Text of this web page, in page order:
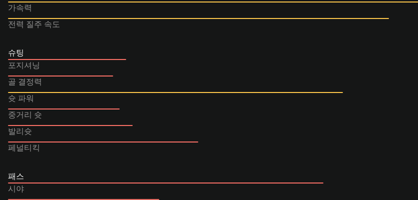
가속력
전력 질주 속도
슈팅
포지셔닝
골 결정력
슛 파워
중거리 슛
발리슛
페널티킥
패스
시야